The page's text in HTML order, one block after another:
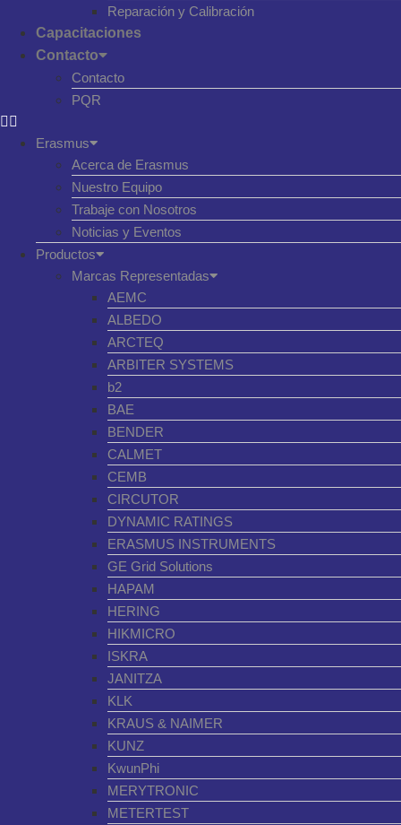
Reparación y Calibración
Capacitaciones
Contacto
Contacto
PQR
Erasmus
Acerca de Erasmus
Nuestro Equipo
Trabaje con Nosotros
Noticias y Eventos
Productos
Marcas Representadas
AEMC
ALBEDO
ARCTEQ
ARBITER SYSTEMS
b2
BAE
BENDER
CALMET
CEMB
CIRCUTOR
DYNAMIC RATINGS
ERASMUS INSTRUMENTS
GE Grid Solutions
HAPAM
HERING
HIKMICRO
ISKRA
JANITZA
KLK
KRAUS & NAIMER
KUNZ
KwunPhi
MERYTRONIC
METERTEST